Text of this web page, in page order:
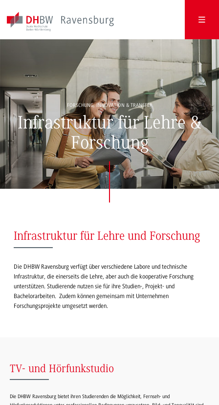
FORSCHUNG, INNOVATION & TRANSFER
Infrastruktur für Lehre &
Forschung
Infrastruktur für Lehre und Forschung
Die DHBW Ravensburg verfügt über verschiedene Labore und technische
Infrastruktur, die einerseits die Lehre, aber auch die kooperative Forschung
unterstützen. Studierende nutzen sie für ihre Studien-, Projekt- und
Bachelorarbeiten. Zudem können gemeinsam mit Unternehmen
Forschungsprojekte umgesetzt werden.
TV- und Hörfunkstudio
Die DHBW Ravensburg bietet ihren Studierenden die Möglichkeit, Fernseh- und